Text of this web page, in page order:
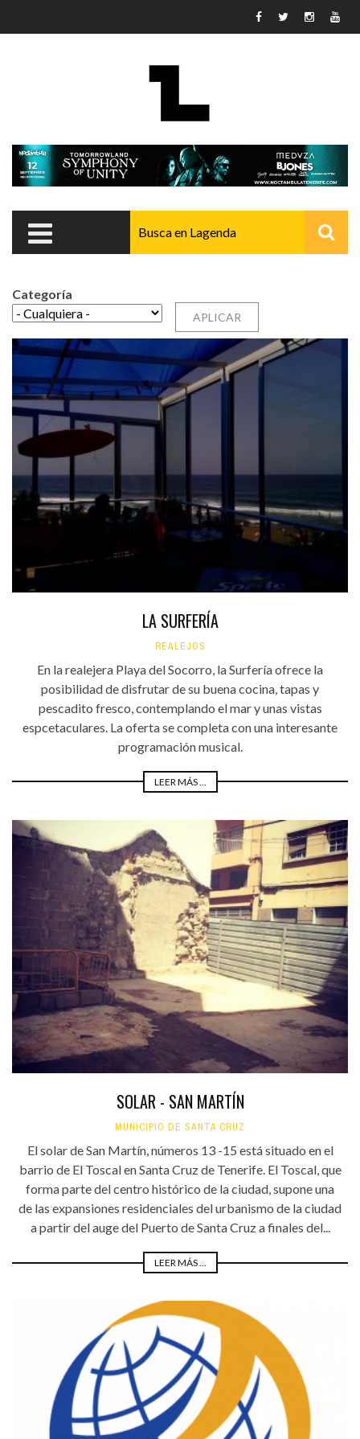
Categoría
LA SURFERÍA
REALEJOS
En la realejera Playa del Socorro, la Surfería ofrece la
posibilidad de disfrutar de su buena cocina, tapas y
pescadito fresco, contemplando el mar y unas vistas
espcetaculares. La oferta se completa con una interesante
programación musical.
LEER MÁS ...
SOLAR - SAN MARTÍN
MUNICIPIO DE SANTA CRUZ
El solar de San Martín, números 13 -15 está situado en el
barrio de El Toscal en Santa Cruz de Tenerife. El Toscal, que
forma parte del centro histórico de la ciudad, supone una
de las expansiones residenciales del urbanismo de la ciudad
a partir del auge del Puerto de Santa Cruz a finales del...
LEER MÁS ...